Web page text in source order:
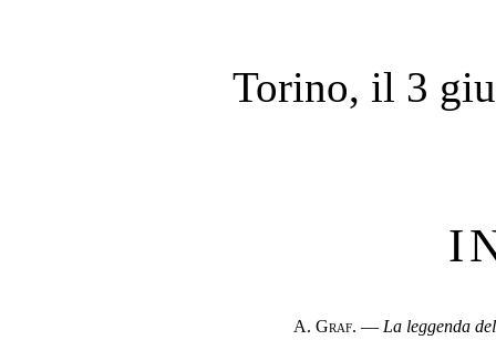
Torino, il 3
A. Graf. — La leggenda